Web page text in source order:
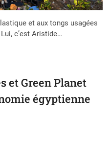
et aux tongs usagées
c’est Aristide…
et Green Planet
égyptienne